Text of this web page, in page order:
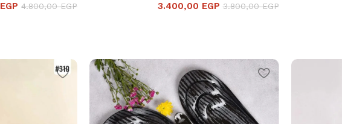
3.800,00EGP
3.400,00 EGP
4.800,00EGP
EGP